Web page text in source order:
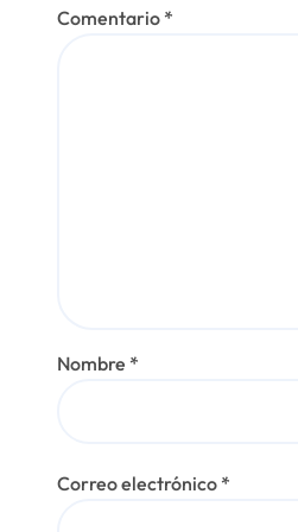
d
Comentario *
Nombre *
Correo electrónico *